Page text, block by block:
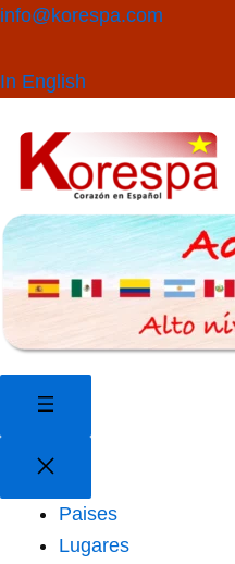
Saltar
contenido
info@korespa.com
In English
Paises
Lugares
Buscar